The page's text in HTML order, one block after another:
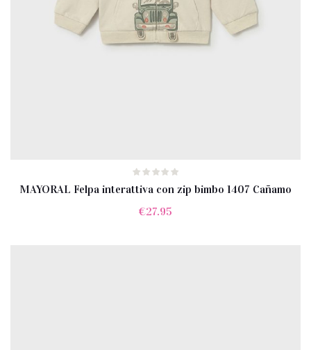
MAYORAL Felpa interattiva con zip bimbo 1407 Cañamo
€27.95